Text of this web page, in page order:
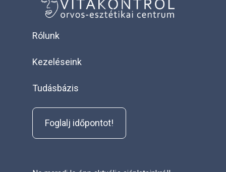
Rólunk
Kezeléseink
Tudásbázis
Foglalj időpontot!